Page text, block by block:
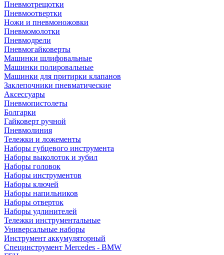
Пневмотрещотки
Пневмоотвертки
Ножи и пневмоножовки
Пневмомолотки
Пневмодрели
Пневмогайковерты
Машинки шлифовальные
Машинки полировальные
Машинки для притирки клапанов
Заклепочники пневматические
Аксессуары
Пневмопистолеты
Болгарки
Гайковерт ручной
Пневмолиния
Тележки и ложементы
Наборы губцевого инструмента
Наборы выколоток и зубил
Наборы головок
Наборы инструментов
Наборы ключей
Наборы напильников
Наборы отверток
Наборы удлинителей
Тележки инструментальные
Универсальные наборы
Инструмент аккумуляторный
Специнструмент Mercedes - BMW